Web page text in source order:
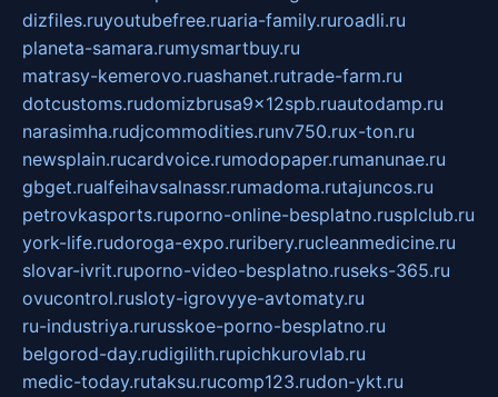
dizfiles.ruyoutubefree.ruaria-family.ruroadli.ru
planeta-samara.rumysmartbuy.ru
matrasy-kemerovo.ruashanet.rutrade-farm.ru
dotcustoms.rudomizbrusa9x12spb.ruautodamp.ru
narasimha.rudjcommodities.runv750.rux-ton.ru
newsplain.rucardvoice.rumodopaper.rumanunae.ru
gbget.rualfeihavsalnassr.rumadoma.rutajuncos.ru
petrovkasports.ruporno-online-besplatno.rusplclub.ru
york-life.rudoroga-expo.ruribery.rucleanmedicine.ru
slovar-ivrit.ruporno-video-besplatno.ruseks-365.ru
ovucontrol.rusloty-igrovyye-avtomaty.ru
ru-industriya.rurusskoe-porno-besplatno.ru
belgorod-day.rudigilith.rupichkurovlab.ru
medic-today.rutaksu.rucomp123.rudon-ykt.ru